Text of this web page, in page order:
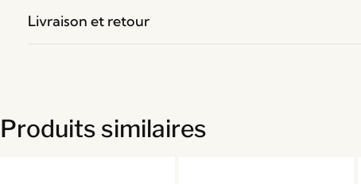
Livraison et retour
Produits similaires